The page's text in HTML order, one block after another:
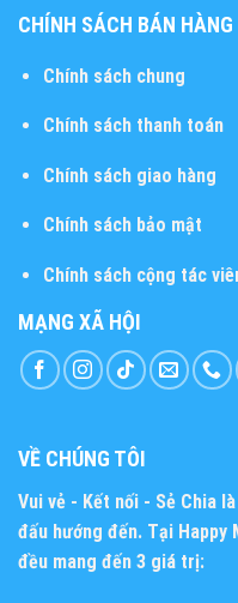
CHÍNH SÁCH BÁN HÀNG
Chính sách chung
Chính sách thanh toán
Chính sách giao hàng
Chính sách bảo mật
Chính sách cộng tác
MẠNG XÃ HỘI
VỀ CHÚNG TÔI
Vui vẻ - Kết nối - Sẻ Chia
đấu hướng đến. Tại Happy
đều mang đến 3 giá trị: